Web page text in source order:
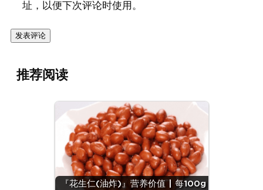
址，以便下次评论时使用。
推荐阅读
『花生仁(油炸)』营养价值 | 每100g